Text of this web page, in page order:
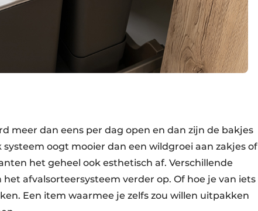
meer dan eens per dag open en dan zijn de bakjes
oogt mooier dan een wildgroei aan zakjes of
het geheel ook esthetisch af. Verschillende
afvalsorteersysteem verder op. Of hoe je van iets
Een item waarmee je zelfs zou willen uitpakken